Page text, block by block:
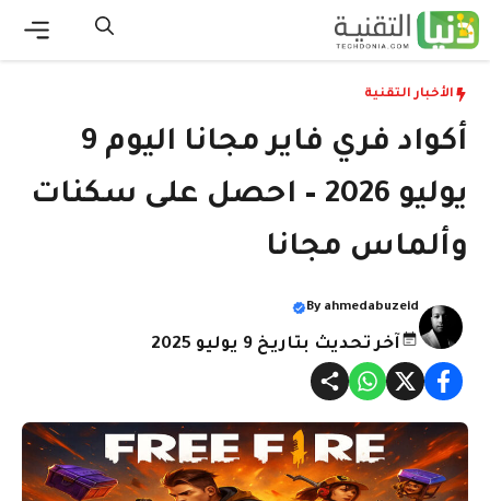
انتقل
إلى
الأخبار التقنية
أكواد فري فاير مجانا اليوم 9
يوليو 2026 – احصل على سكنات
وألماس مجانا
By ahmedabuzeid
آخر تحديث بتاريخ 9 يوليو 2025